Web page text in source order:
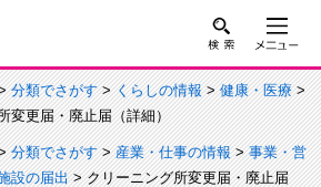
分類でさがす>くらしの情報>健康・医療>
変更届・廃止届（詳細）
分類でさがす>産業・仕事の情報>事業・営
設の届出> クリーニング所変更届・廃止届